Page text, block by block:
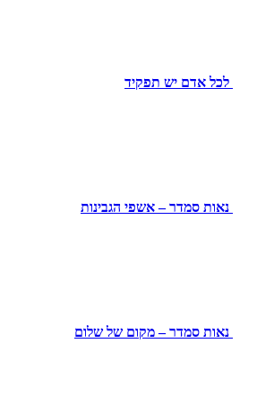
לכל אדם יש תפקיד
נאות סמדר – אשפי הגבינות
נאות סמדר – מקום של שלום